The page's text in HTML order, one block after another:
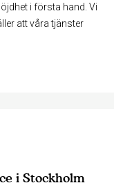
i första hand. Vi
att våra tjänster
i Stockholm